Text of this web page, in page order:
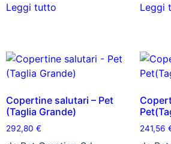
Leggi tutto Leggi
Copertine salutari – Pet
(Taglia Grande)
292,80 € 241,56